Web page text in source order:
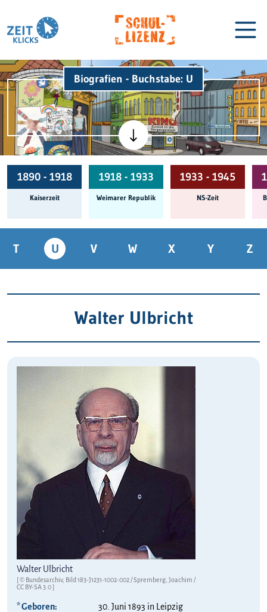
Biographien Lexikon
Biografien - Buchstabe: U
1890 - 1918
Kaiserzeit
1918 - 1933
Weimarer Republik
1933 - 1945
NS-Zeit
T U V W X Y Z
Walter Ulbricht
Walter Ulbricht
[ © Bundesarchiv, Bild 183-J1231-1002-002 / Spremberg, Joachim /
CC BY-SA 3.0]
* Geboren:
30. Juni 1893 in Leipzig